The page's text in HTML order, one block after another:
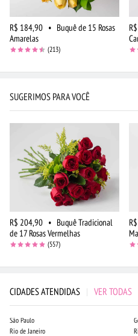
R$ 184,90 • Buquê de 15 Rosas
Amarelas
(213)
SUGERIMOS PARA VOCÊ
R$ 204,90 • Buquê Tradicional
de 17 Rosas Vermelhas
(557)
CIDADES ATENDIDAS | VER TODAS
São Paulo
Rio de Janeiro